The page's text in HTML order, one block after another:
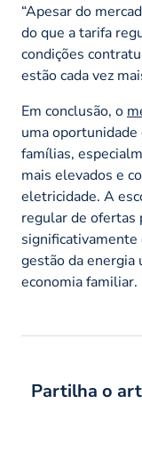
“Apesar do
do que a tarifa
condições
estão cada vez
Em conclusão, o
uma oportunidade
famílias,
mais elevados e
eletricidade. A
regular de ofertas
gestão da energia
economia familiar.
Partilha o